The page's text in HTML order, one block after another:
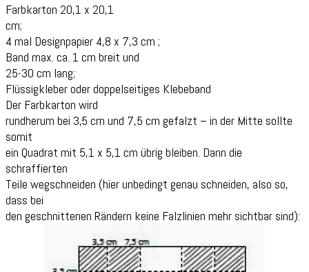
Farbkarton 20,1 x 20,1
cm;
4 mal Designpapier 4,8 x 7,3 cm ;
Band max. ca. 1 cm breit und
25-30 cm lang;
Flüssigkleber oder doppelseitiges Klebeband
Der Farbkarton wird
rundherum bei 3,5 cm und 7,5 cm gefalzt – in der Mitte sollte
somit
ein Quadrat mit 5,1 x 5,1 cm übrig bleiben. Dann die
schraffierten
Teile wegschneiden (hier unbedingt genau schneiden, also so,
dass bei
den geschnittenen Rändern keine Falzlinien mehr sichtbar sind):